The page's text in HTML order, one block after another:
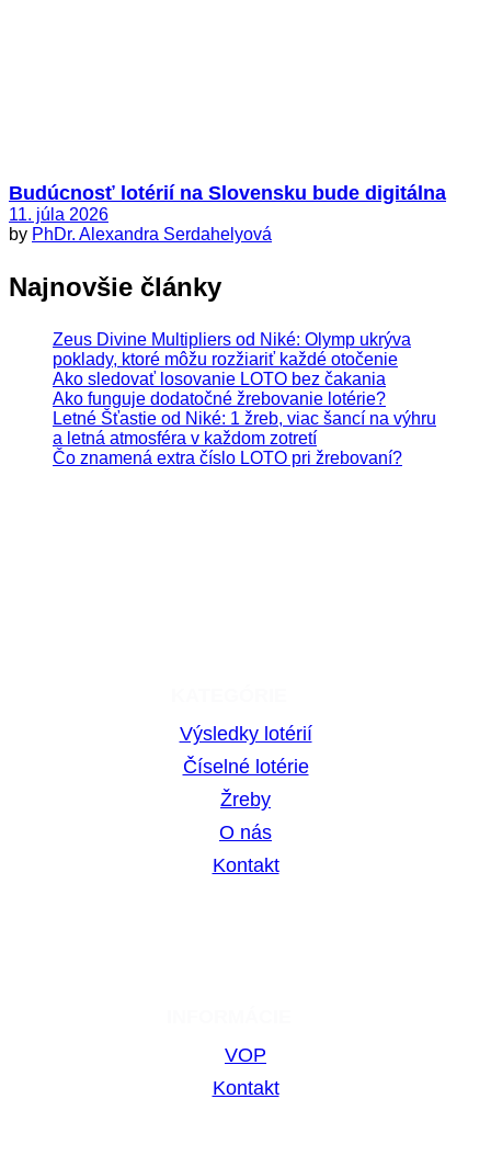
Budúcnosť lotérií na Slovensku bude digitálna
11. júla 2026
by PhDr. Alexandra Serdahelyová
Najnovšie články
Zeus Divine Multipliers od Niké: Olymp ukrýva
poklady, ktoré môžu rozžiariť každé otočenie
Ako sledovať losovanie LOTO bez čakania
Ako funguje dodatočné žrebovanie lotérie?
Letné Šťastie od Niké: 1 žreb, viac šancí na výhru
a letná atmosféra v každom zotretí
Čo znamená extra číslo LOTO pri žrebovaní?
Výsledky lotérií
Číselné lotérie
Žreby
O nás
Kontakt
VOP
Kontakt